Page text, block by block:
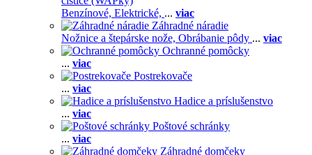
Benzínové, Elektrické, ... viac
Záhradné náradie
Nožnice a štepárske nože, Obrábanie pôdy ... viac
Ochranné pomôcky
... viac
Postrekovače
... viac
Hadice a príslušenstvo
... viac
Poštové schránky
... viac
Záhradné domčeky